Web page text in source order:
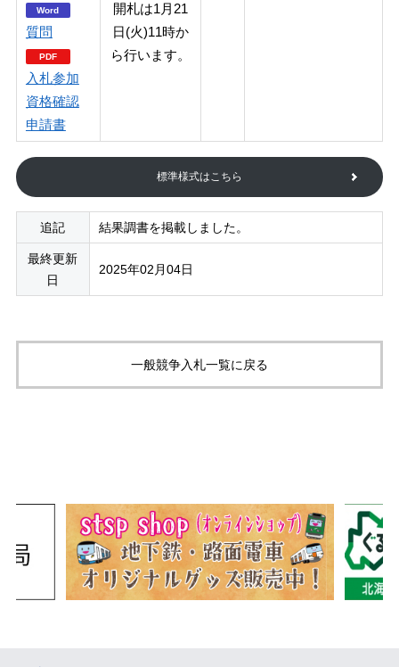
質問
入札参加
資格確認
申請書
開札は1月21
日(火)11時か
ら行います。
標準様式はこちら
追記 結果調書を掲載しました。
最終更新
日
2025年02月04日
一般競争入札一覧に戻る